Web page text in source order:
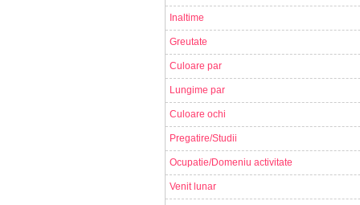
Inaltime
Greutate
Culoare par
Lungime par
Culoare ochi
Pregatire/Studii
Ocupatie/Domeniu activitate
Venit lunar